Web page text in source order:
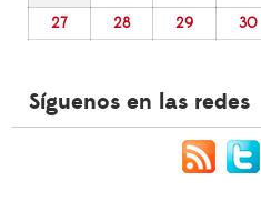
27
28 29 30
Síguenos en las redes